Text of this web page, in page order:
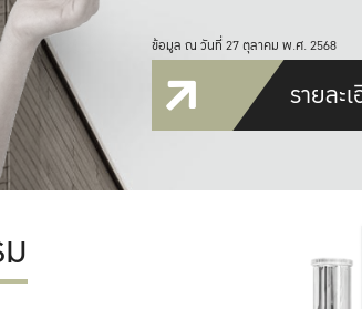
ข้อมูล ณ วันที่ 27 ตุลาคม พ.ศ. 2568
รายละ